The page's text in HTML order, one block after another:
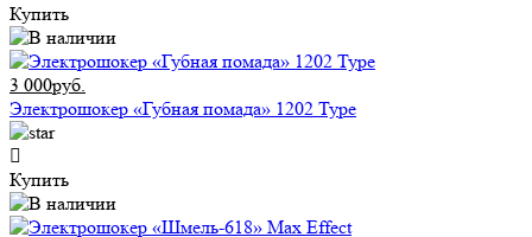
Купить
3 000руб.
Электрошокер «Губная помада» 1202 Type
Купить